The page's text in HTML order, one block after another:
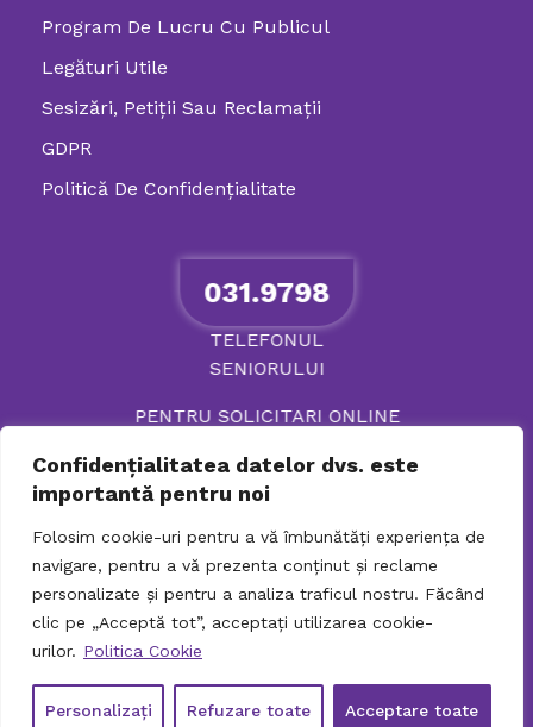
Confidențialitatea datelor dvs. este
importantă pentru noi
Folosim cookie-uri pentru a vă îmbunătăți experiența de
navigare, pentru a vă prezenta conținut și reclame
personalizate și pentru a analiza traficul nostru. Făcând
clic pe „Acceptă tot”, acceptați utilizarea cookie-
urilor. Politica Cookie
Personalizați Refuzare toate Acceptare toate
Program De Lucru Cu Publicul
Legături Utile
Sesizări, Petiţii Sau Reclamații
GDPR
Politică De Confidenţialitate
031.9798
TELEFONUL
SENIORULUI
PENTRU SOLICITARI ONLINE
© 2026 Directia Generala de Asistenta Sociala si
Protectia Copilului Sector 2. Toate drepturile
rezervate. DGASPC-Sector 2